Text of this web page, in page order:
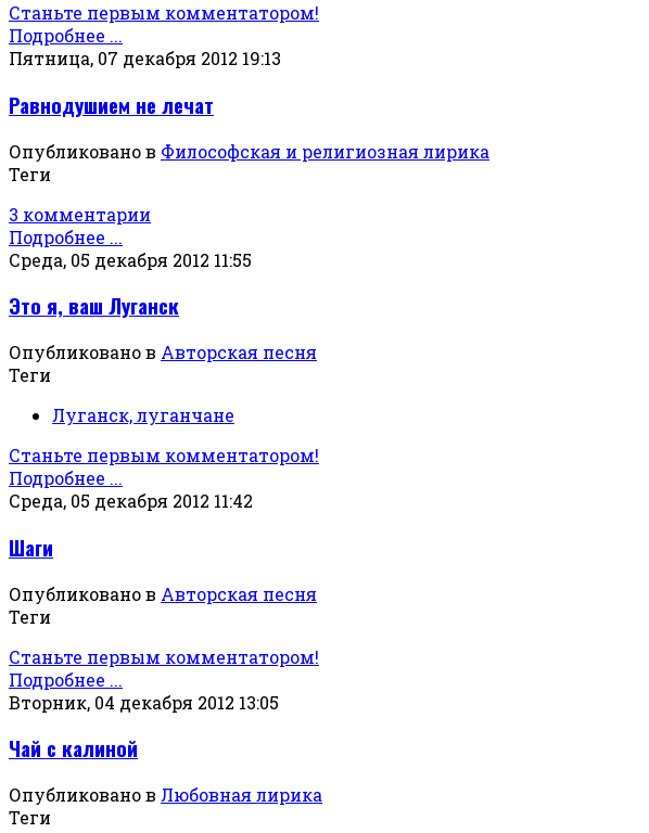
Станьте первым комментатором!
Подробнее ...
Пятница, 07 декабря 2012 19:13
Равнодушием не лечат
Опубликовано в Философская и религиозная лирика
Теги
3 комментарии
Подробнее ...
Среда, 05 декабря 2012 11:55
Это я, ваш Луганск
Опубликовано в Авторская песня
Теги
Луганск, луганчане
Станьте первым комментатором!
Подробнее ...
Среда, 05 декабря 2012 11:42
Шаги
Опубликовано в Авторская песня
Теги
Станьте первым комментатором!
Подробнее ...
Вторник, 04 декабря 2012 13:05
Чай с калиной
Опубликовано в Любовная лирика
Теги